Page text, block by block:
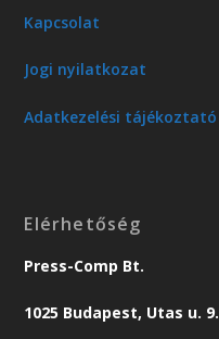
Kapcsolat
Jogi nyilatkozat
Adatkezelési tájékoztató
Elérhetőség
Press-Comp Bt.
1025 Budapest, Utas u. 9.